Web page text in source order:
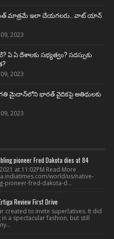
మాత్రమే ఇలా చేయగలరు.. వాట్ యాన్
2023
ఏ ఏ దేశాలకు సభ్యత్వం? సదస్సుకు
2023
ప్రగతి మైదాన్‌లోని భారత్ వైదికపై అతిథులకు
2023
pioneer Fred Dakota dies at 84
at 11:02PM Read More
world/us/native-
pioneer-fred-dakota-d...
Review First Drive
created to invite superlatives. It did
a spectacular fashion, but still